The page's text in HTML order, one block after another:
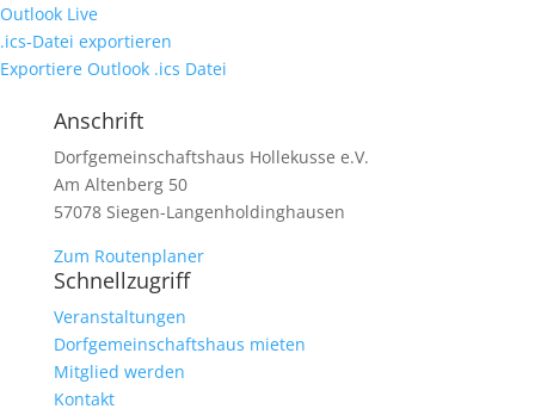
Outlook Live
.ics-Datei exportieren
Exportiere Outlook .ics Datei
Anschrift
Dorfgemeinschaftshaus Hollekusse e.V.
Am Altenberg 50
57078 Siegen-Langenholdinghausen
Zum Routenplaner
Schnellzugriff
Veranstaltungen
Dorfgemeinschaftshaus mieten
Mitglied werden
Kontakt